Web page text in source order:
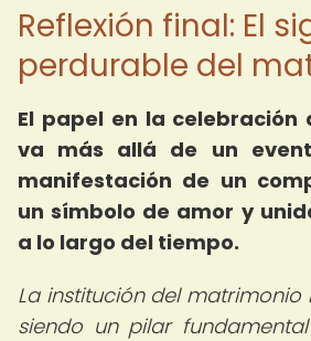
Reflexión final: El
perdurable del
El papel en la celebración
va más allá de un
manifestación de un
un símbolo de amor y
a lo largo del tiempo.
La institución del matrimonio
siendo un pilar